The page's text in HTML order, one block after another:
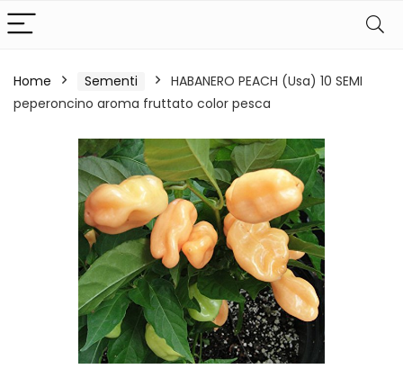
Home Sementi
HABANERO PEACH (Usa) 10 SEMI
peperoncino aroma fruttato color pesca